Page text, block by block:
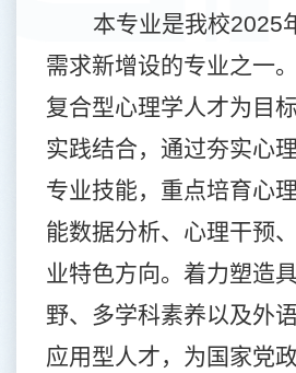
本专业是我校2025
需求新增设的专业之一
复合型心理学人才为目
实践结合，通过夯实心
专业技能，重点培育心
能数据分析、心理干预
业特色方向。着力塑造
野、多学科素养以及外
应用型人才，为国家党